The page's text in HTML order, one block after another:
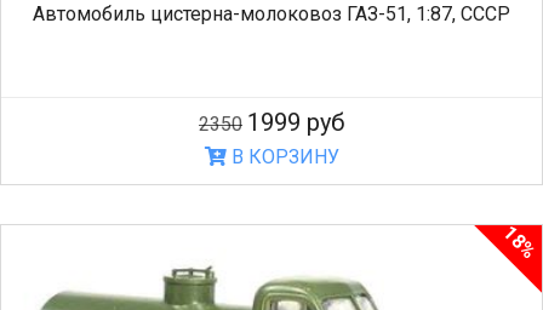
Автомобиль цистерна-молоковоз ГАЗ-51, 1:87, СССР
2350 1999 руб
В КОРЗИНУ
18%